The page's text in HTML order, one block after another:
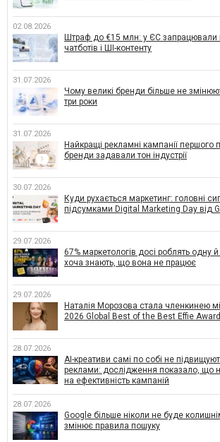
02.08.2026
Штраф до €15 млн: у ЄС запрацювали
чатботів і ШІ-контенту
31.07.2026
Чому великі бренди більше не
три роки
31.07.2026
Найкращі рекламні кампанії першого
бренди задавали тон індустрії
30.07.2026
Куди рухається маркетинг: головні
підсумками Digital Marketing Day від
29.07.2026
67% маркетологів досі роблять одну
хоча знають, що вона не працює
29.07.2026
Наталія Морозова стала членкинею
2026 Global Best of the Best Effie
28.07.2026
AI-креативи самі по собі не
реклами: дослідження показало, що
на ефективність кампаній
28.07.2026
Google більше ніколи не буде
змінює правила пошуку